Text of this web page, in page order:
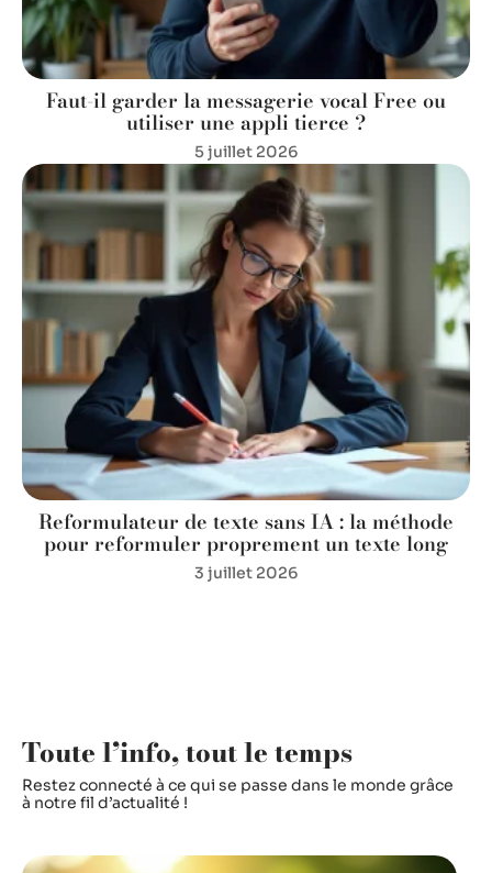
Faut-il garder la messagerie vocal Free ou
utiliser une appli tierce ?
5 juillet 2026
Reformulateur de texte sans IA : la méthode
pour reformuler proprement un texte long
3 juillet 2026
Toute l’info, tout le temps
Restez connecté à ce qui se passe dans le monde grâce
à notre fil d’actualité !